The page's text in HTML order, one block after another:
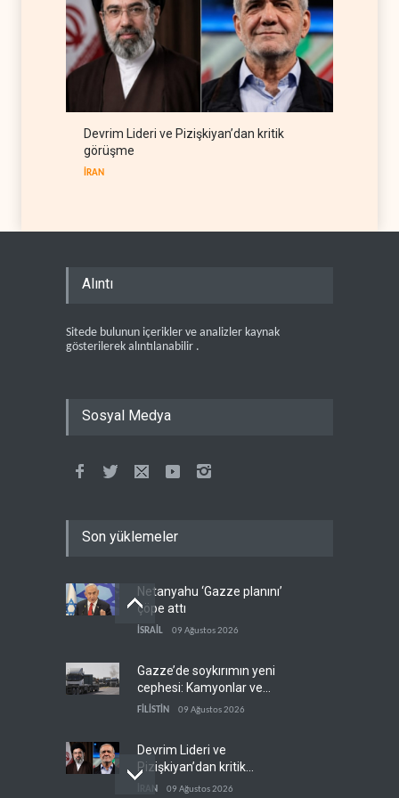
Devrim Lideri ve Pizişkiyan’dan kritik
görüşme
İRAN
Alıntı
Sitede bulunun içerikler ve analizler kaynak
gösterilerek alıntılanabilir .
Sosyal Medya
Son yüklemeler
Netanyahu ‘Gazze planını’
çöpe attı
İSRAİL 09 Ağustos 2026
Gazze’de soykırımın yeni
cephesi: Kamyonlar ve
sürücüler de hedefte
FİLİSTİN 09 Ağustos 2026
Devrim Lideri ve
Pizişkiyan’dan kritik
görüşme
İRAN 09 Ağustos 2026